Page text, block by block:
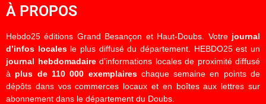
À PROPOS
Hebdo25 éditions Grand Besançon et Haut-Doubs. Votre journal
d’infos localesle plus diffusé du département. HEBDO25 est un
journal hebdomadaired’informations locales de proximité diffusé
à plus de 110 000 exemplaireschaque semaine en points de
dépôts dans vos commerces locaux et en boîtes aux lettres sur
abonnement dans le département du Doubs.